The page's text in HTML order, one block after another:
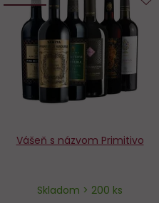
Vášeň s názvom Primitivo
Skladom > 200 ks